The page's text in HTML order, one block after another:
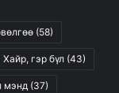
(58)
Хайр, гэр бүл (43)
мэнд (37)